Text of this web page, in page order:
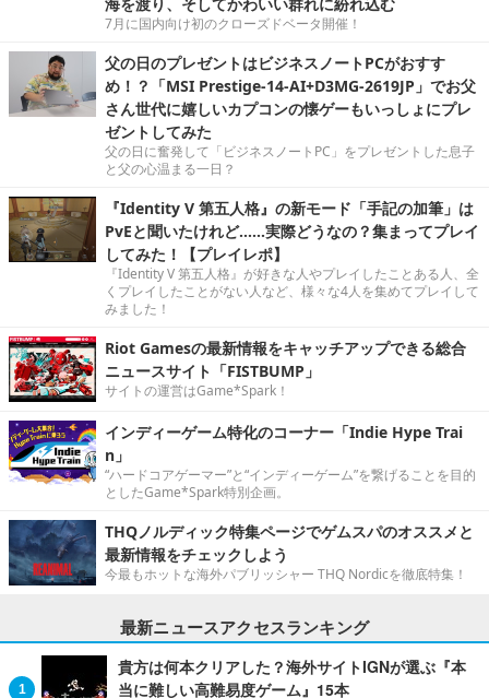
7月に国内向け初のクローズドベータ開催！
父の日のプレゼントはビジネスノートPCがおすす
め！？「MSI Prestige-14-AI+D3MG-2619JP」でお父
さん世代に嬉しいカプコンの懐ゲーもいっしょにプレ
ゼントしてみた
父の日に奮発して「ビジネスノートPC」をプレゼントした息子
と父の心温まる一日？
『Identity V 第五人格』の新モード「手記の加筆」は
PvEと聞いたけれど……実際どうなの？集まってプレイ
してみた！【プレイレポ】
『Identity V 第五人格』が好きな人やプレイしたことある人、全
くプレイしたことがない人など、様々な4人を集めてプレイして
みました！
Riot Gamesの最新情報をキャッチアップできる総合
ニュースサイト「FISTBUMP」
サイトの運営はGame*Spark！
インディーゲーム特化のコーナー「Indie Hype Trai
n」
“ハードコアゲーマー”と“インディーゲーム”を繋げることを目的
としたGame*Spark特別企画。
THQノルディック特集ページでゲムスパのオススメと
最新情報をチェックしよう
今最もホットな海外パブリッシャー THQ Nordicを徹底特集！
最新ニュースアクセスランキング
貴方は何本クリアした？海外サイトIGNが選ぶ『本
当に難しい高難易度ゲーム』15本